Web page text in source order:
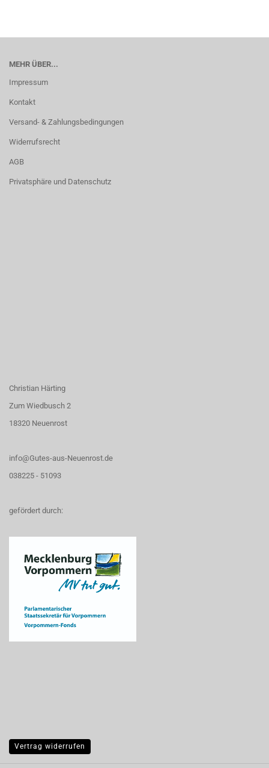
MEHR ÜBER...
Impressum
Kontakt
Versand- & Zahlungsbedingungen
Widerrufsrecht
AGB
Privatsphäre und Datenschutz
Christian Härting
Zum Wiedbusch 2
18320 Neuenrost
info@Gutes-aus-Neuenrost.de
038225 - 51093
gefördert durch:
Vertrag widerrufen